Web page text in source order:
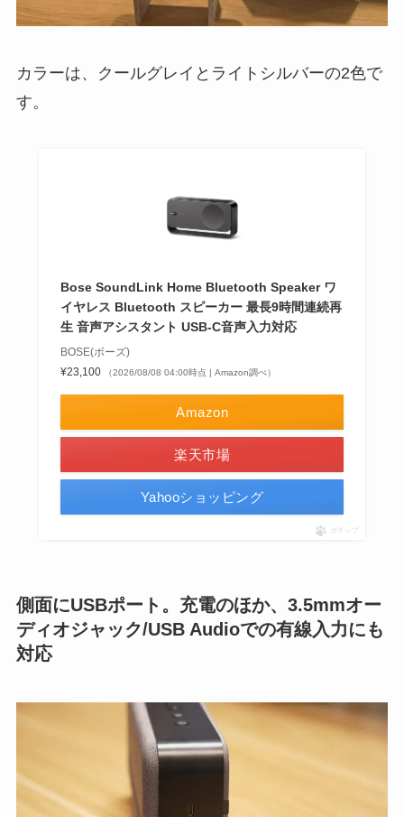
カラーは、クールグレイとライトシルバーの2色で
す。
Bose SoundLink Home Bluetooth Speaker ワ
イヤレス Bluetooth スピーカー 最長9時間連続再
生 音声アシスタント USB-C音声入力対応
BOSE(ボーズ)
¥23,100
（2026/08/08 04:00時点 | Amazon調べ）
Amazon
楽天市場
Yahooショッピング
ポチップ
側面にUSBポート。充電のほか、3.5mmオー
ディオジャック/USB Audioでの有線入力にも
対応